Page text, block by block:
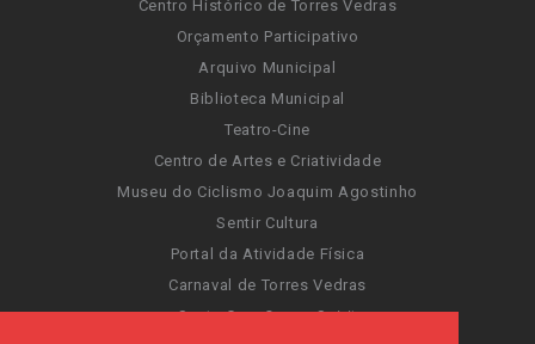
Centro Histórico de Torres Vedras
Orçamento Participativo
Arquivo Municipal
Biblioteca Municipal
Teatro-Cine
Centro de Artes e Criatividade
Museu do Ciclismo Joaquim Agostinho
Sentir Cultura
Portal da Atividade Física
Carnaval de Torres Vedras
Santa Cruz Ocean Spirit